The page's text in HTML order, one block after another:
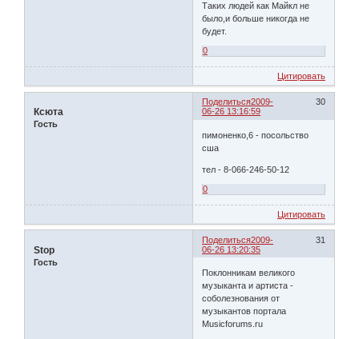
Таких людей как Майкл не
было,и больше никогда не
будет.
0
Цитировать
Поделиться 30
2009-
06-26 13:16:59
Ксюта
Гость
пимоненко,6 - посольство
сша
тел - 8-066-246-50-12
0
Цитировать
Поделиться 31
2009-
06-26 13:20:35
Stop
Гость
Поклонникам великого
музыканта и артиста -
соболезнования от
музыкантов портала
Musicforums.ru